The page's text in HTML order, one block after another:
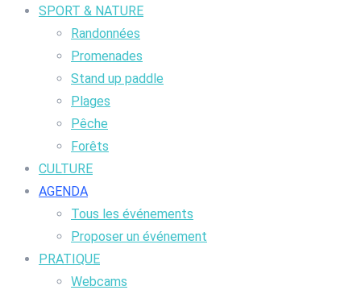
SPORT & NATURE
Randonnées
Promenades
Stand up paddle
Plages
Pêche
Forêts
CULTURE
AGENDA
Tous les événements
Proposer un événement
PRATIQUE
Webcams